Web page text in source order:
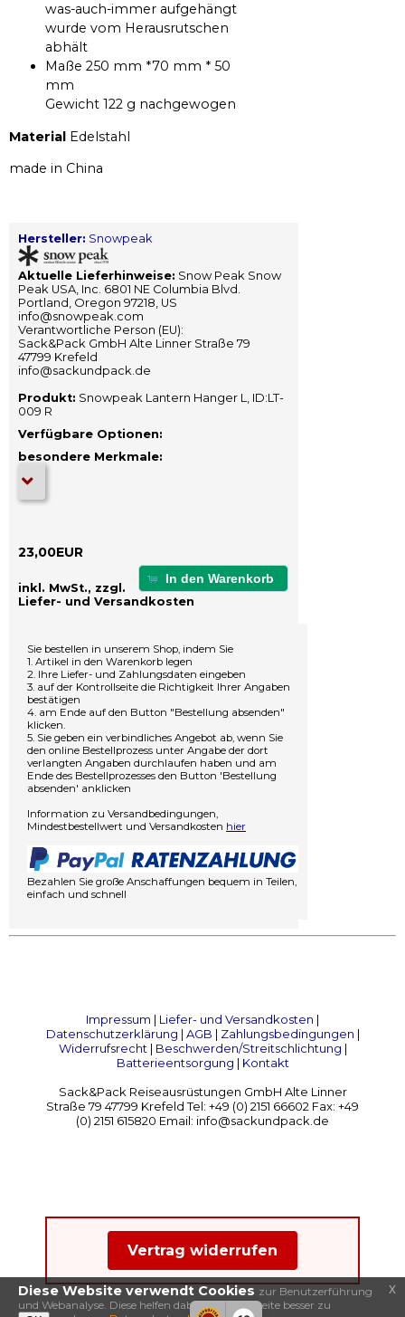
was-auch-immer aufgehängt
wurde vom Herausrutschen
abhält
Maße 250 mm *70 mm * 50
mm
Gewicht 122 g nachgewogen
Material Edelstahl
made in China
Hersteller: Snowpeak
Aktuelle Lieferhinweise: Snow Peak Snow
Peak USA, Inc. 6801 NE Columbia Blvd.
Portland, Oregon 97218, US
info@snowpeak.com
Verantwortliche Person (EU):
Sack&Pack GmbH Alte Linner Straße 79
47799 Krefeld
info@sackundpack.de
Produkt: Snowpeak Lantern Hanger L, ID:LT-
009 R
Verfügbare Optionen:
besondere Merkmale:
23,00EUR
In den Warenkorb
inkl. MwSt., zzgl.
Liefer- und Versandkosten
Sie bestellen in unserem Shop, indem Sie
1. Artikel in den Warenkorb legen
2. Ihre Liefer- und Zahlungsdaten eingeben
3. auf der Kontrollseite die Richtigkeit Ihrer Angaben
bestätigen
4. am Ende auf den Button "Bestellung absenden"
klicken.
5. Sie geben ein verbindliches Angebot ab, wenn Sie
den online Bestellprozess unter Angabe der dort
verlangten Angaben durchlaufen haben und am
Ende des Bestellprozesses den Button 'Bestellung
absenden' anklicken
Information zu Versandbedingungen,
Mindestbestellwert und Versandkosten hier
Bezahlen Sie große Anschaffungen bequem in Teilen,
einfach und schnell
Impressum | Liefer- und Versandkosten |
Datenschutzerklärung | AGB | Zahlungsbedingungen |
Widerrufsrecht | Beschwerden/Streitschlichtung |
Batterieentsorgung | Kontakt
Sack&Pack Reiseausrüstungen GmbH Alte Linner
Straße 79 47799 Krefeld Tel: +49 (0) 2151 66602 Fax: +49
(0) 2151 615820 Email: info@sackundpack.de
Vertrag widerrufen
Diese Website verwendt Cookies zur Benutzerführung
und Webanalyse. Diese helfen dabei, diese Webseite besser zu
x